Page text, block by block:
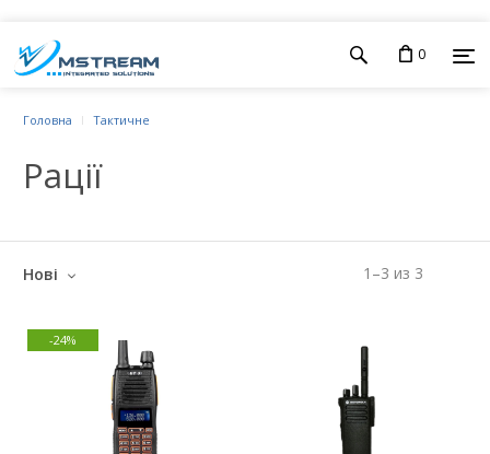
0
Головна Тактичне
Рації
1 –3 из 3
Нові
-24%